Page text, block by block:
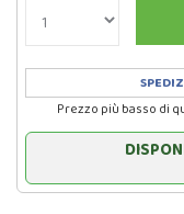
Prezzo più basso di